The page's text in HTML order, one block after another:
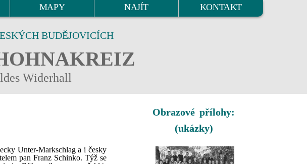
MAPY NAJÍT KONTAKT
BUDĚJOVICÍCH
Widerhall
Unter-Markschlag a i česky
pan Franz Schinko. Týž se
Obrazové přílohy:
(ukázky)